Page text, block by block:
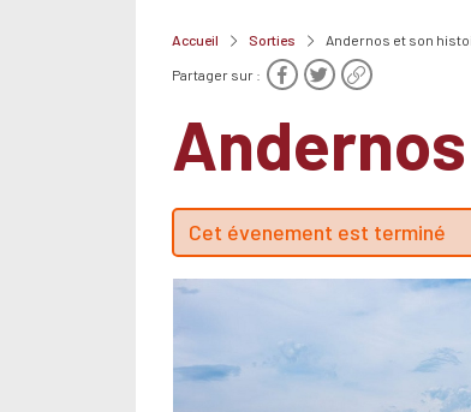
Accueil Sorties Andernos et son
Partager sur :
Cet évenement est terminé